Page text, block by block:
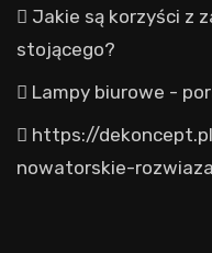
Jakie są korzyści z
stojącego?
Lampy biurowe -
https://
nowatorskie-